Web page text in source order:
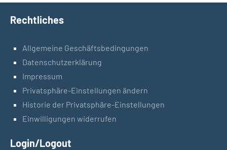
Rechtliches
Allgemeine Geschäftsbedingungen
Datenschutzerklärung
Impressum
Privatsphäre-Einstellungen ändern
Historie der Privatsphäre-Einstellungen
Einwilligungen widerrufen
Login/Logout